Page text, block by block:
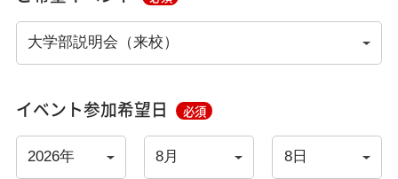
イベント参加希望日 必須